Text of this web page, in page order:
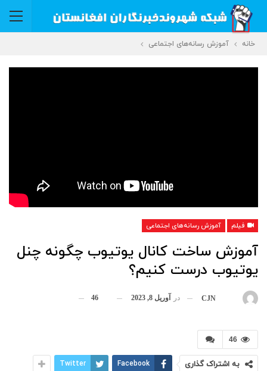
خانه آموزش رسانه‌های اجتماعی
فیلم آموزش رسانه‌های اجتماعی
آموزش ساخت کانال یوتیوب چگونه چنل
یوتیوب درست کنیم؟
CJN در آوریل 8, 2023 46
46
به اشتراک گذاری Facebook
Twitter